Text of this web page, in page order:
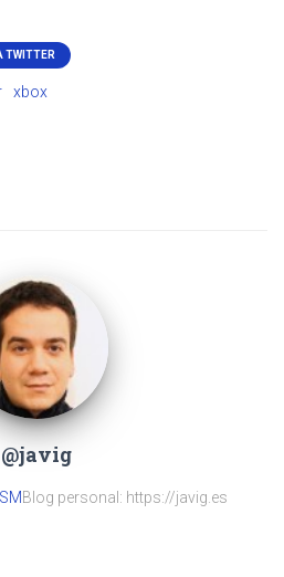
TWITTER
xbox
@javig
Blog personal: https://javig.es